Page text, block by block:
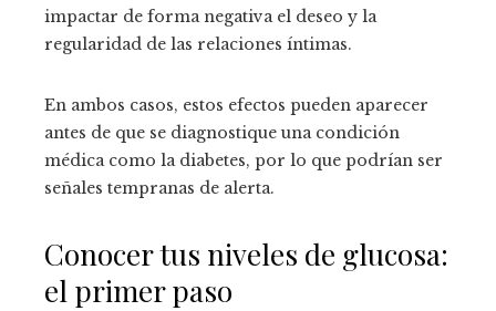
impactar de forma negativa el deseo y la
regularidad de las relaciones íntimas.
En ambos casos, estos efectos pueden aparecer
antes de que se diagnostique una condición
médica como la diabetes, por lo que podrían ser
señales tempranas de alerta.
Conocer tus niveles de glucosa:
el primer paso